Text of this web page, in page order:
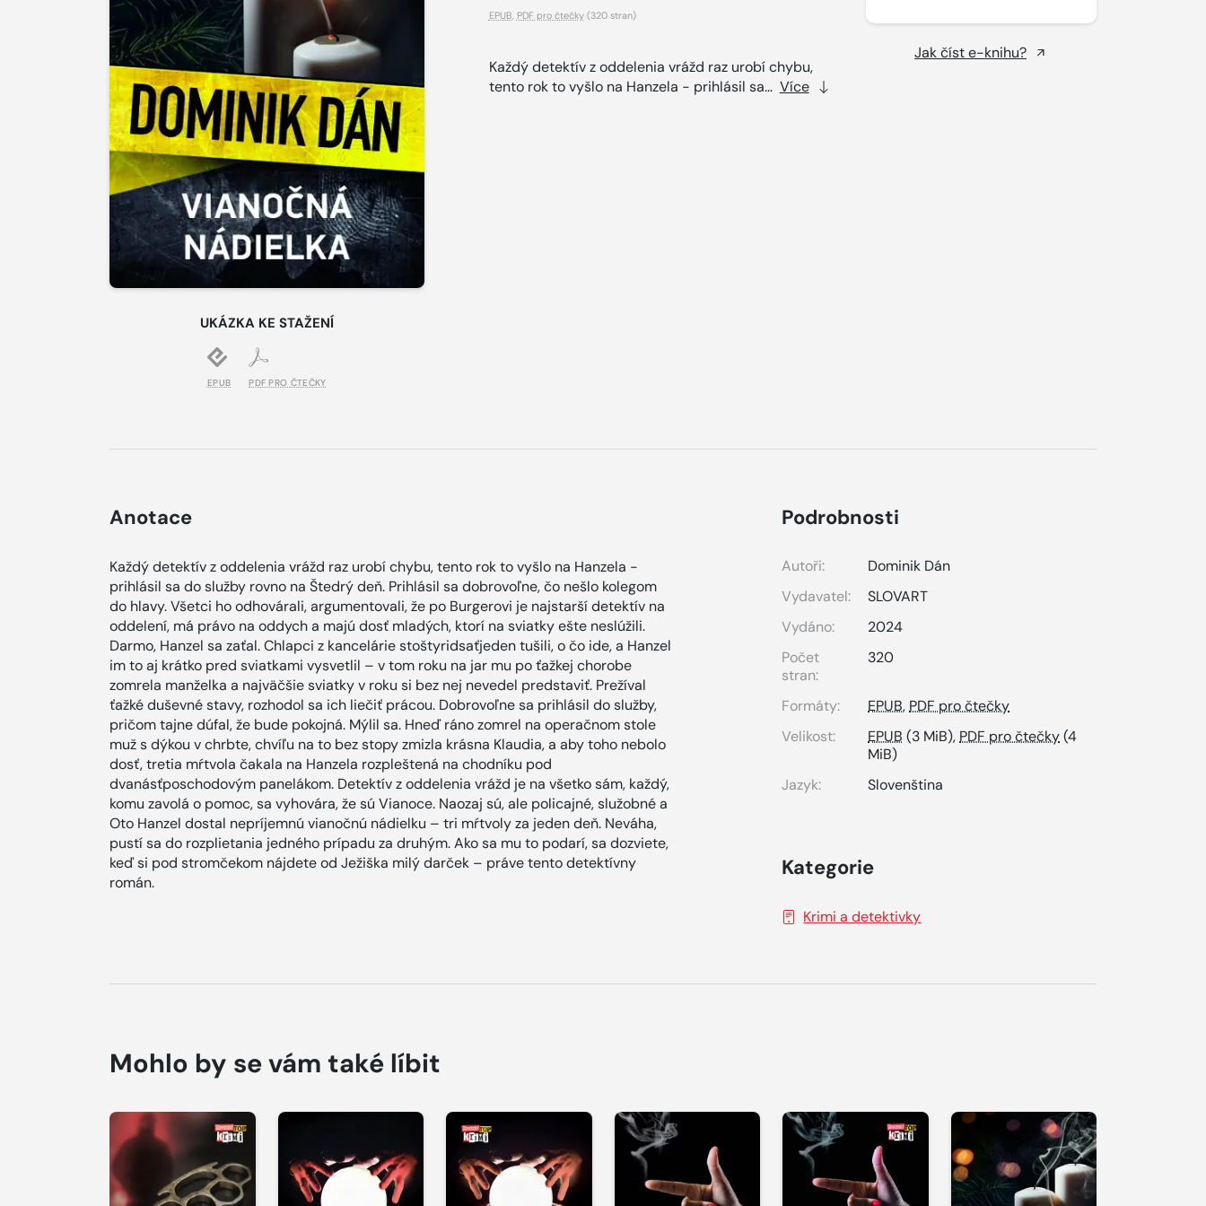
UKÁZKA KE STAŽENÍ
EPUB PDF PRO ČTEČKY
EPUB PDF pro čtečky(320 stran)
Každý detektív z oddelenia vrážd raz urobí chybu,
tento rok to vyšlo na Hanzela - prihlásil sa... Více
Jak číst e-knihu?
Anotace
Každý detektív z oddelenia vrážd raz urobí chybu, tento rok to vyšlo na Hanzela -
prihlásil sa do služby rovno na Štedrý deň. Prihlásil sa dobrovoľne, čo nešlo kolegom
do hlavy. Všetci ho odhovárali, argumentovali, že po Burgerovi je najstarší detektív na
oddelení, má právo na oddych a majú dosť mladých, ktorí na sviatky ešte neslúžili.
Darmo, Hanzel sa zaťal. Chlapci z kancelárie stoštyridsaťjeden tušili, o čo ide, a Hanzel
im to aj krátko pred sviatkami vysvetlil – v tom roku na jar mu po ťažkej chorobe
zomrela manželka a najväčšie sviatky v roku si bez nej nevedel predstaviť. Prežíval
ťažké duševné stavy, rozhodol sa ich liečiť prácou. Dobrovoľne sa prihlásil do služby,
pričom tajne dúfal, že bude pokojná. Mýlil sa. Hneď ráno zomrel na operačnom stole
muž s dýkou v chrbte, chvíľu na to bez stopy zmizla krásna Klaudia, a aby toho nebolo
dosť, tretia mŕtvola čakala na Hanzela rozpleštená na chodníku pod
dvanásťposchodovým panelákom. Detektív z oddelenia vrážd je na všetko sám, každý,
komu zavolá o pomoc, sa vyhovára, že sú Vianoce. Naozaj sú, ale policajné, služobné a
Oto Hanzel dostal nepríjemnú vianočnú nádielku – tri mŕtvoly za jeden deň. Neváha,
pustí sa do rozplietania jedného prípadu za druhým. Ako sa mu to podarí, sa dozviete,
keď si pod stromčekom nájdete od Ježiška milý darček – práve tento detektívny
román.
Podrobnosti
Autoři:
Dominik Dán
Vydavatel:
SLOVART
Vydáno:
2024
Počet
stran:
320
Formáty: EPUB, PDF pro čtečky
Velikost:
EPUB (3 MiB), PDF pro čtečky(4
MiB)
Jazyk:
Slovenština
Kategorie
Krimi a detektivky
Mohlo by se vám také líbit